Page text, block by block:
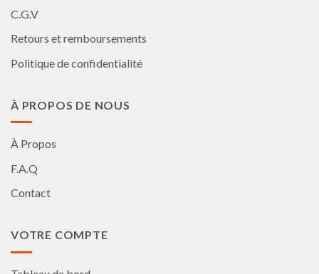
C.G.V
Retours et remboursements
Politique de confidentialité
À PROPOS DE NOUS
À Propos
F.A.Q
Contact
VOTRE COMPTE